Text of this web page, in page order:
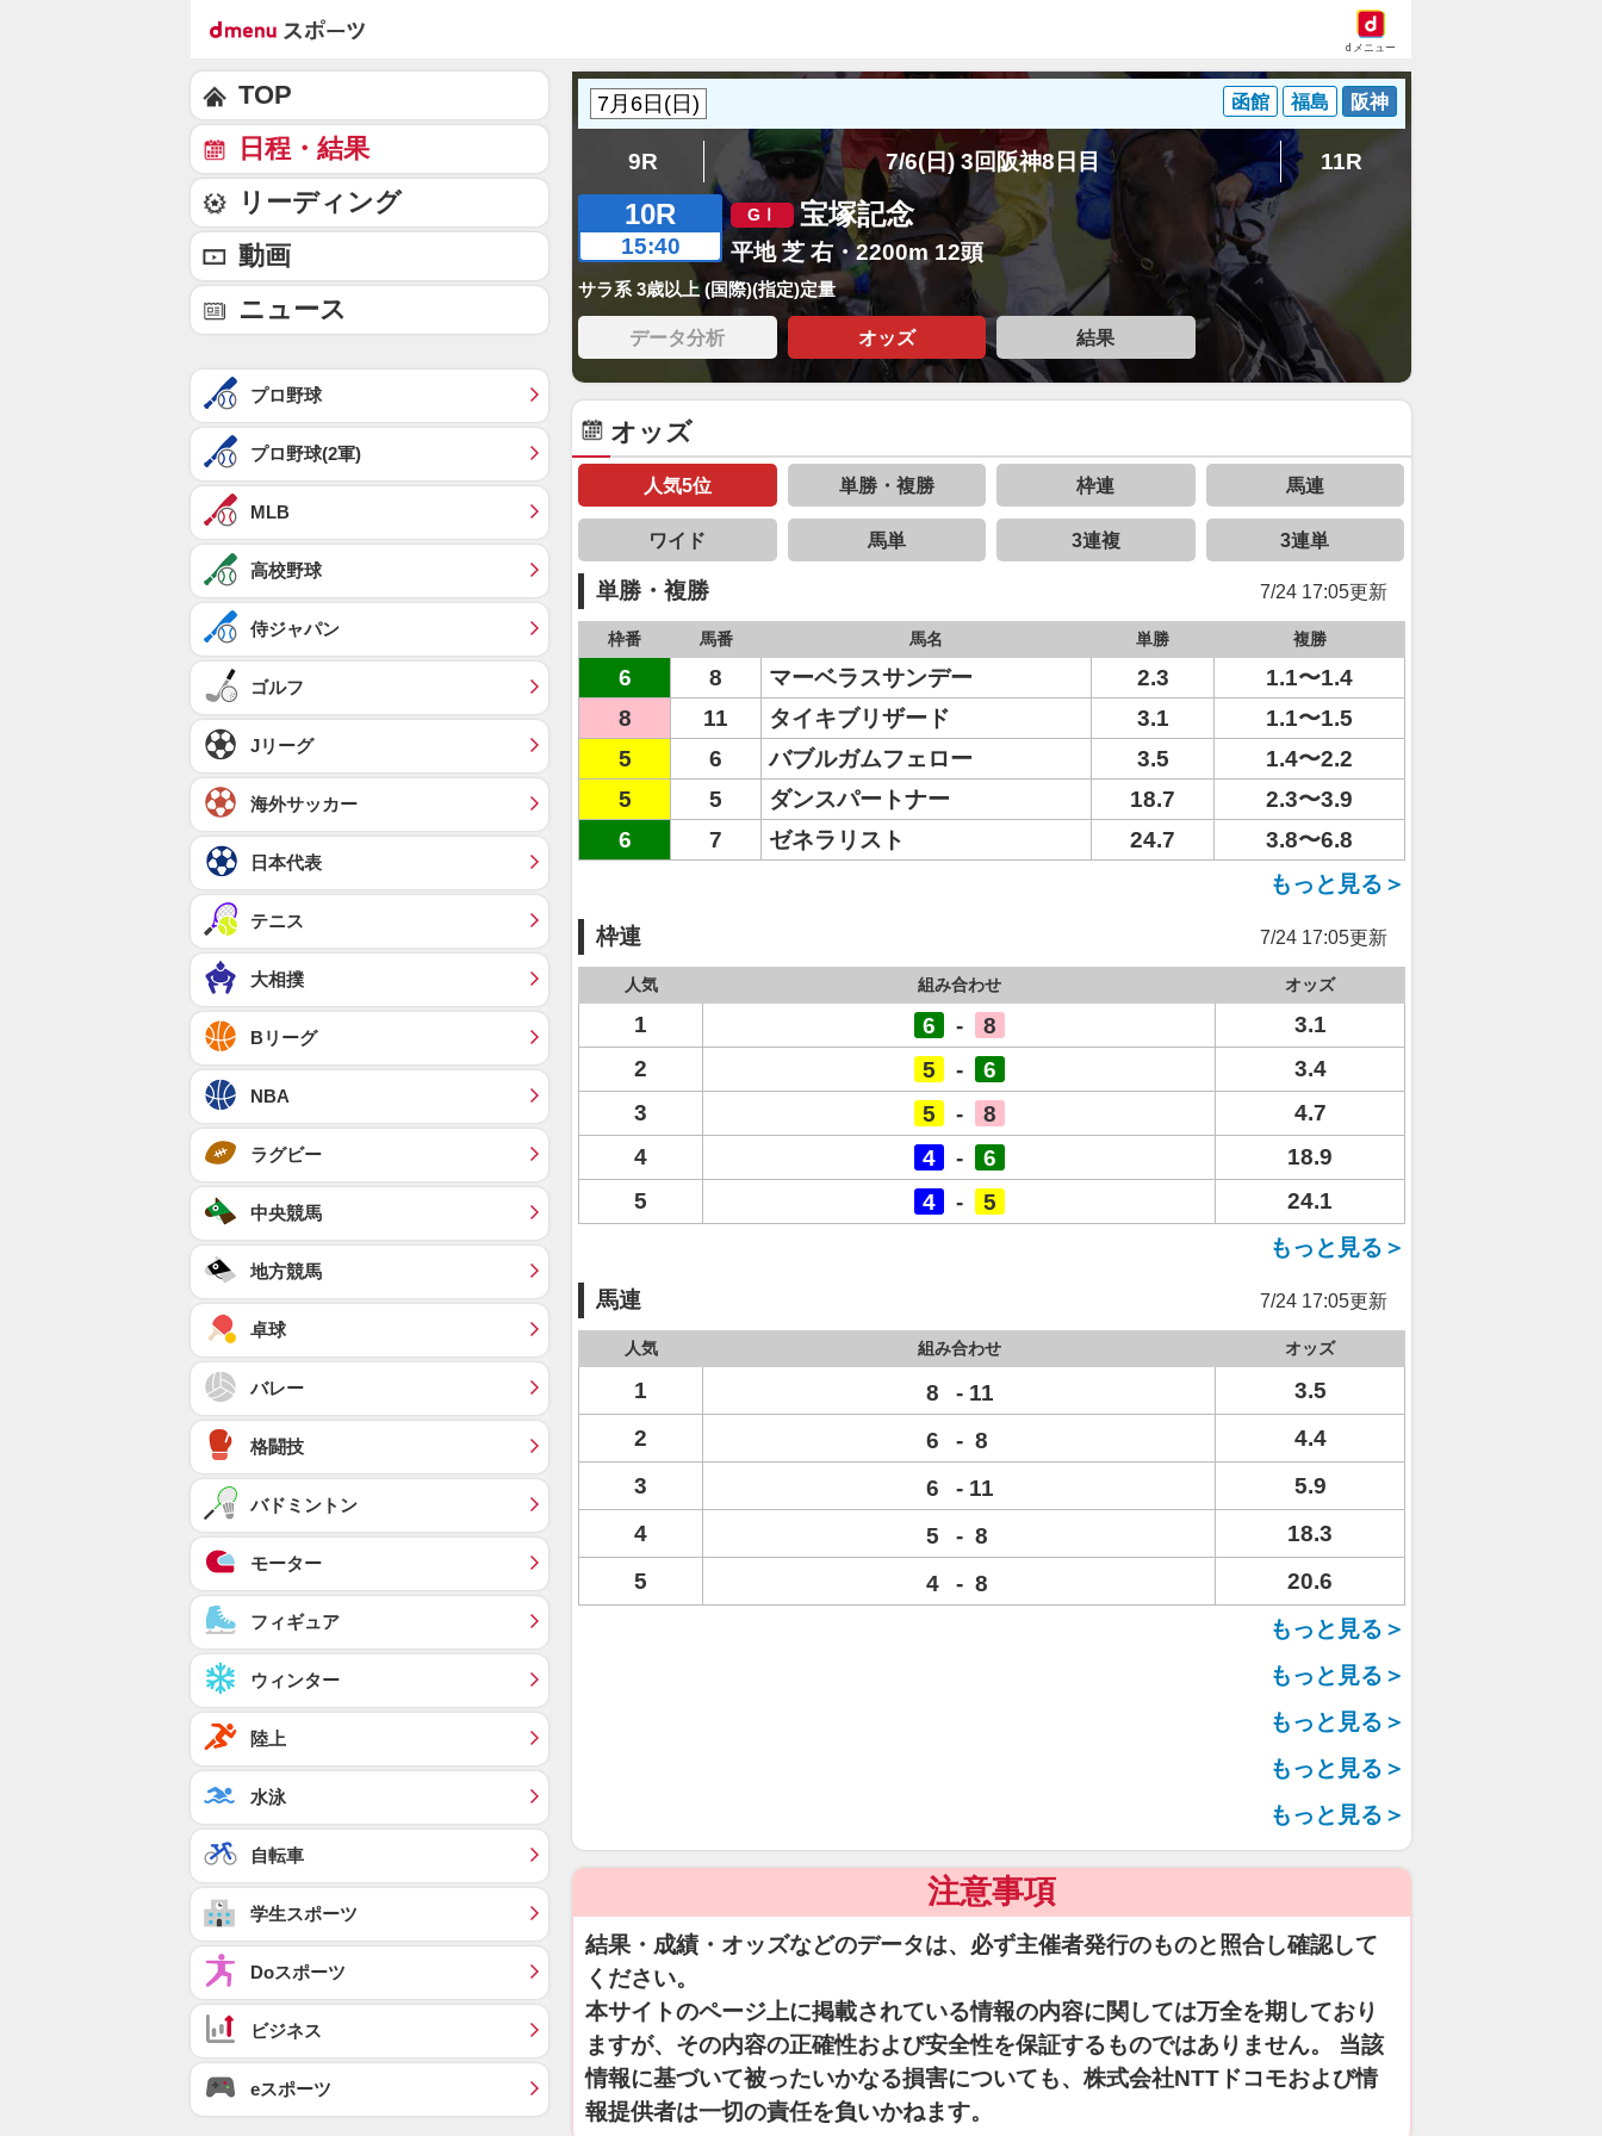
dメニュー
函館 福島 阪神
9R 7/6(日) 3回阪神8日目 11R
10R
15:40
宝塚記念
平地 芝 右・2200m 12頭
サラ系 3歳以上 (国際)(指定)定量
データ分析 オッズ 結果
オッズ
人気5位 単勝・複勝 枠連 馬連
ワイド 馬単 3連複 3連単
単勝・複勝 7/24 17:05更新
枠番 馬番 馬名 単勝 複勝
6 8 マーベラスサンデー 2.3
1.1〜1.4
8
11 タイキブリザード 3.1
1.1〜1.5
5
6 バブルガムフェロー 3.5
1.4〜2.2
5
5 ダンスパートナー 18.7
2.3〜3.9
6
7 ゼネラリスト 24.7
3.8〜6.8
もっと見る＞
枠連 7/24 17:05更新
人気 組み合わせ オッズ
1 6 - 8
3.1
2
5 - 6
3.4
3
5 - 8
4.7
4
4 - 6
18.9
5
4 - 5
24.1
もっと見る＞
馬連 7/24 17:05更新
人気 組み合わせ オッズ
1 8 - 11
3.5
2
6 - 8
4.4
3
6 - 11
5.9
4
5 - 8
18.3
5
4 - 8
20.6
もっと見る＞
もっと見る＞
もっと見る＞
もっと見る＞
もっと見る＞
注意事項
結果・成績・オッズなどのデータは、必ず主催者発行のものと照合し確認して
ください。
本サイトのページ上に掲載されている情報の内容に関しては万全を期しており
ますが、その内容の正確性および安全性を保証するものではありません。 当該
情報に基づいて被ったいかなる損害についても、株式会社NTTドコモおよび情
報提供者は一切の責任を負いかねます。
TOP
日程・結果
リーディング
動画
ニュース
プロ野球
プロ野球(2軍)
MLB
高校野球
侍ジャパン
ゴルフ
Jリーグ
海外サッカー
日本代表
テニス
大相撲
Bリーグ
NBA
ラグビー
中央競馬
地方競馬
卓球
バレー
格闘技
バドミントン
モーター
フィギュア
ウィンター
陸上
水泳
自転車
学生スポーツ
Doスポーツ
ビジネス
eスポーツ